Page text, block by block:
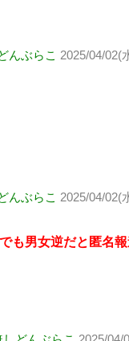
んぶらこ 2025/04/02(
んぶらこ 2025/04/02(
も男女逆だと匿名